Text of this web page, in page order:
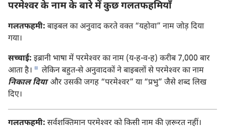
परमेश्‍वर के नाम के बारे में कुछ गलतफहमियाँ
गलतफहमी: बाइबल का अनुवाद करते वक्‍त “यहोवा” नाम जोड़ दिया
गया।
सच्चाई: इब्रानी भाषा में परमेश्‍वर का नाम (य-ह-व-ह) करीब 7,000 बार
आता है। d लेकिन बहुत-से अनुवादकों ने बाइबलों से परमेश्‍वर का नाम
निकाल दियाऔर उसकी जगह “परमेश्‍वर” या “प्रभु” जैसे शब्द लिख
दिए।
गलतफहमी: सर्वशक्‍तिमान परमेश्‍वर को किसी नाम की ज़रूरत नहीं।